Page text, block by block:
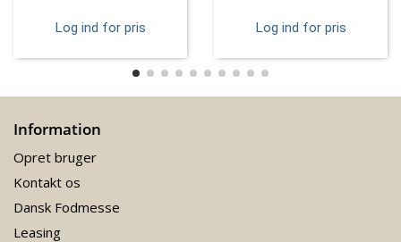
Log ind for pris Log ind for pris
Information
Opret bruger
Kontakt os
Dansk Fodmesse
Leasing